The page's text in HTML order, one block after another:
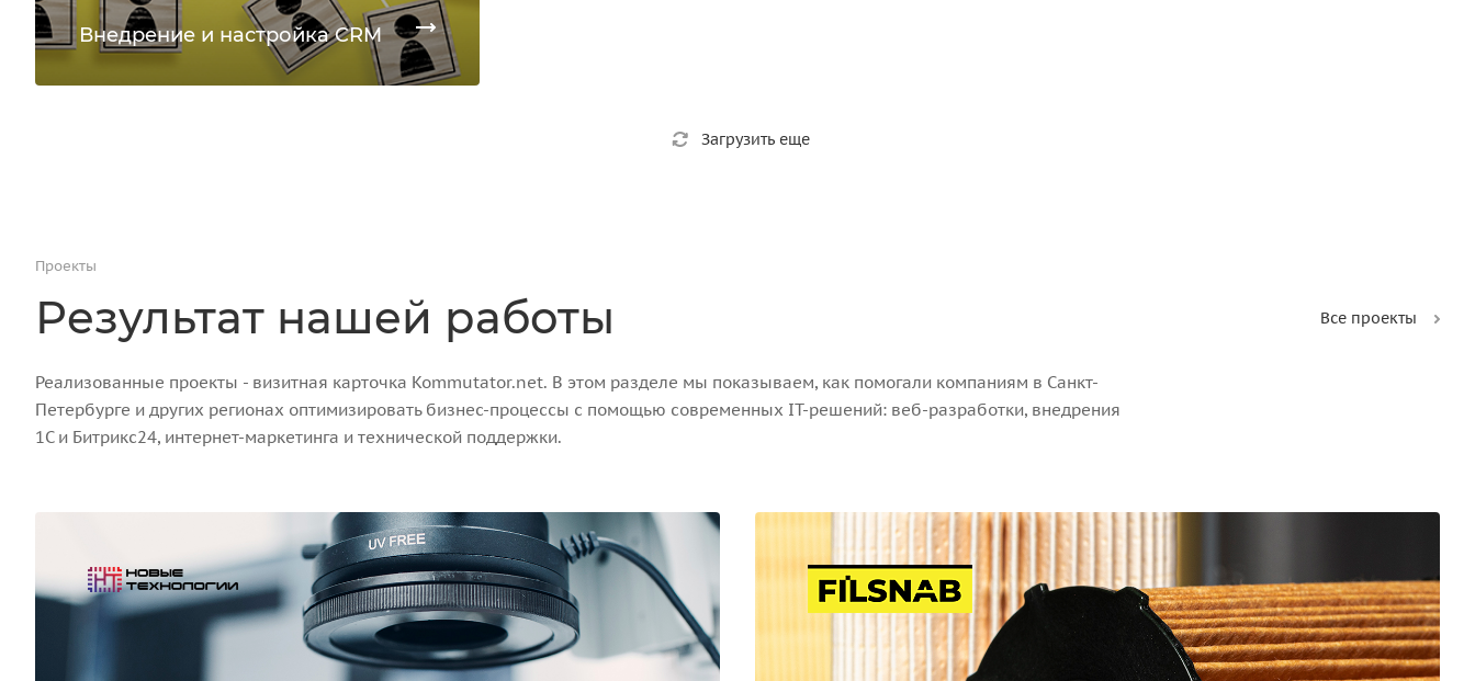
Внедрение и настройка CRM
Загрузить еще
Проекты
Результат нашей работы Все проекты
Реализованные проекты - визитная карточка Kommutator.net. В этом разделе мы показываем, как помогали компаниям в Санкт-
Петербурге и других регионах оптимизировать бизнес-процессы с помощью современных IT-решений: веб-разработки, внедрения
1С и Битрикс24, интернет-маркетинга и технической поддержки.